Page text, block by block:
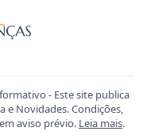
- Este site publica
e Novidades. Condições,
aviso prévio. Leia mais.